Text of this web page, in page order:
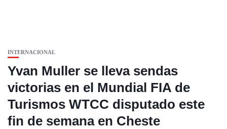
INTERNACIONAL
Yvan Muller se lleva sendas
victorias en el Mundial FIA de
Turismos WTCC disputado este
fin de semana en Cheste